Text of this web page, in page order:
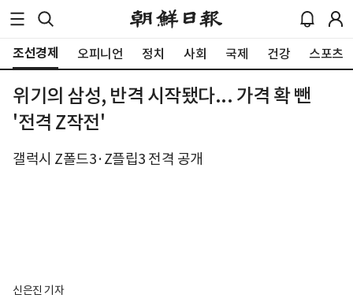
조선경제 오피니언 정치 사회 국제 건강 스포츠
위기의 삼성, 반격 시작됐다... 가격 확 뺀
'전격 Z작전'
갤럭시 Z폴드3·Z플립3 전격 공개
신은진 기자